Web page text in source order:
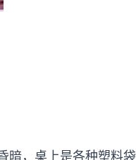
暗，桌上是各种塑料袋